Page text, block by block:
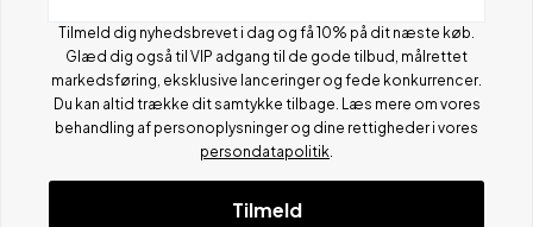
Tilmeld dig nyhedsbrevet i dag og få 10% på dit næste køb.
Glæd dig også til VIP adgang til de gode tilbud, målrettet
markedsføring, eksklusive lanceringer og fede konkurrencer.
Du kan altid trække dit samtykke tilbage. Læs mere om vores
behandling af personoplysninger og dine rettigheder i vores
persondatapolitik
Tilmeld